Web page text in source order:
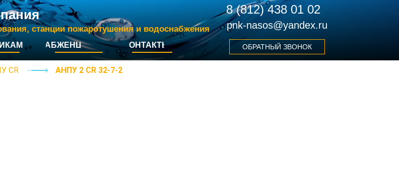
СНАБЖЕНЦАМ КОНТАКТЫ
8 (812) 438 01 02
ОБРАТНЫЙ ЗВОНОК
станции пожаротушения и водоснабжения pnk-nasos@yandex.ru
CR АНПУ 2 CR 32-7-2